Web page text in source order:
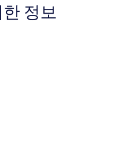
정보